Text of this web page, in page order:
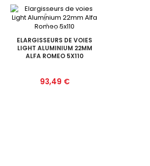
ELARGISSEURS DE VOIES
LIGHT ALUMINIUM 22MM
ALFA ROMEO 5X110
Prix
93,49 €